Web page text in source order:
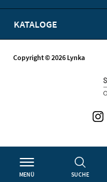
MENÜ SUCHE
KATALOGE
Copyright © 2026 Lynka